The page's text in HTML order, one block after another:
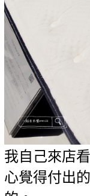
我自己來店
心覺得付出